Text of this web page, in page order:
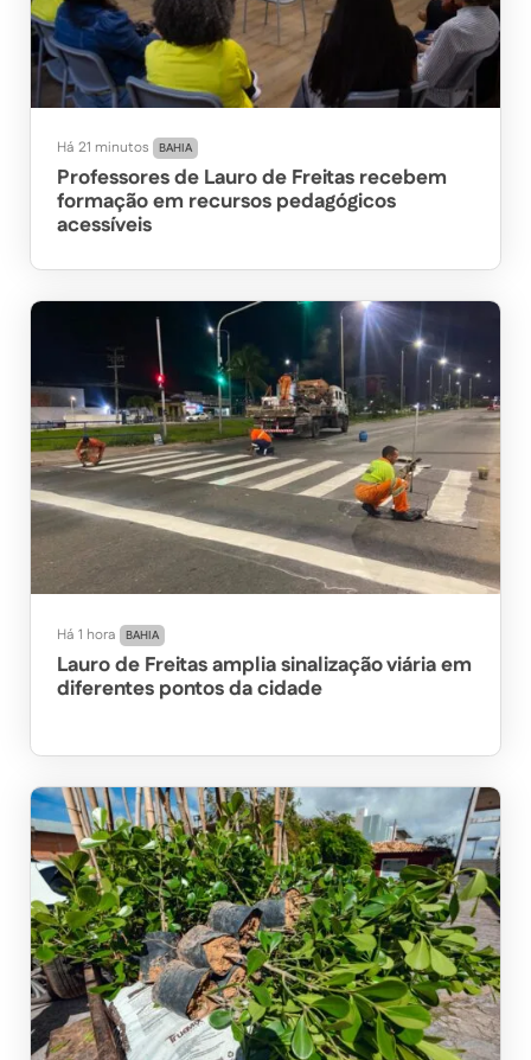
Há 21 minutos BAHIA
Professores de Lauro de Freitas recebem
formação em recursos pedagógicos
acessíveis
Há 1 hora BAHIA
Lauro de Freitas amplia sinalização viária em
diferentes pontos da cidade